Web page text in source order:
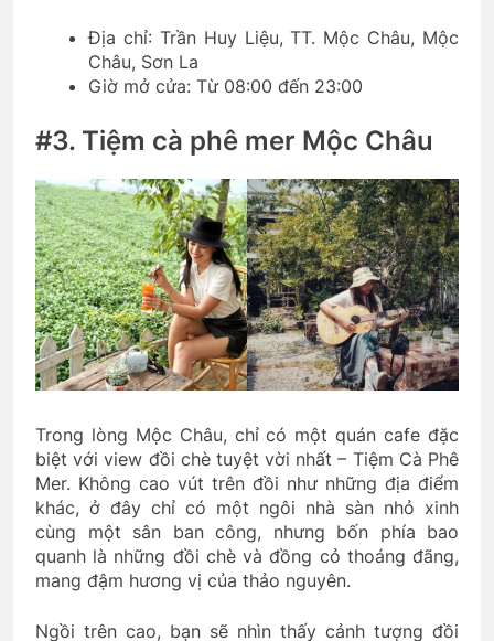
Địa chỉ: Trần Huy Liệu, TT. Mộc Châu, Mộc
Châu, Sơn La
Giờ mở cửa: Từ 08:00 đến 23:00
#3. Tiệm cà phê mer Mộc Châu
Trong lòng Mộc Châu, chỉ có một quán cafe đặc
biệt với view đồi chè tuyệt vời nhất – Tiệm Cà Phê
Mer. Không cao vút trên đồi như những địa điểm
khác, ở đây chỉ có một ngôi nhà sàn nhỏ xinh
cùng một sân ban công, nhưng bốn phía bao
quanh là những đồi chè và đồng cỏ thoáng đãng,
mang đậm hương vị của thảo nguyên.
Ngồi trên cao, bạn sẽ nhìn thấy cảnh tượng đồi